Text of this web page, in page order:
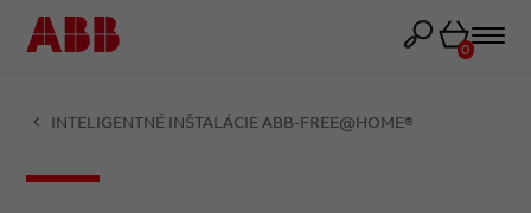
Košík
0
INTELIGENTNÉ INŠTALÁCIE ABB-FREE@HOME®